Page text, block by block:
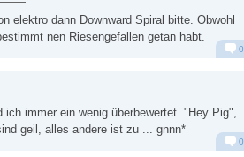
elektro dann Downward Spiral bitte. Obwohl
nen Riesengefallen getan habt.
0
ich immer ein wenig überbewertet. "Hey Pig",
geil, alles andere ist zu ... gnnn*
0